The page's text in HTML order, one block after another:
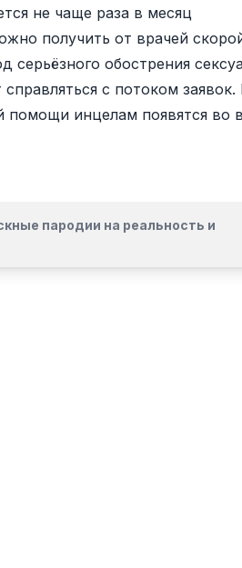
не чаще раза в месяц
получить от врачей
обострения
с потоком заявок.
инцелам появятся во
пародии на реальность и